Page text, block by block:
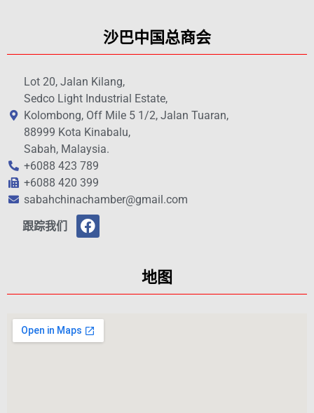
沙巴中国总商会
Lot 20, Jalan Kilang,
Sedco Light Industrial Estate,
Kolombong, Off Mile 5 1/2, Jalan Tuaran,
88999 Kota Kinabalu,
Sabah, Malaysia.
+6088 423 789
+6088 420 399
sabahchinachamber@gmail.com
跟踪我们
地图